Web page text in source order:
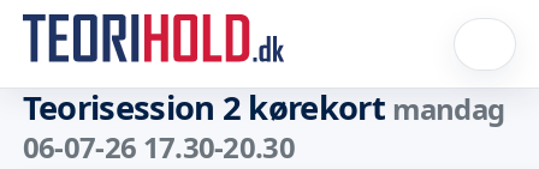
Teorisession 2 kørekort mandag
06-07-26 17.30-20.30